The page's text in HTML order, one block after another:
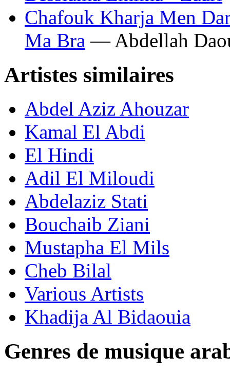
Chafouk Kharja Men
Ma Bra — Abdellah
Artistes similaires
Abdel Aziz Ahouzar
Kamal El Abdi
El Hindi
Adil El Miloudi
Abdelaziz Stati
Bouchaib Ziani
Mustapha El Mils
Cheb Bilal
Various Artists
Khadija Al Bidaouia
Genres de musique